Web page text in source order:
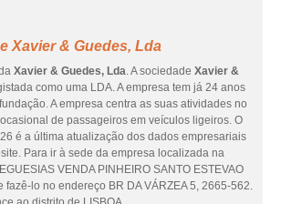
Xavier & Guedes, Lda
Xavier & Guedes, Lda. A sociedade Xavier &
como uma LDA. A empresa tem já 24 anos
A empresa centra as suas atividades no
de passageiros em veículos ligeiros. O
é a última atualização dos dados empresariais
Para ir à sede da empresa localizada na
VENDA PINHEIRO SANTO ESTEVAO
fazê-lo no endereço BR DA VÁRZEA 5, 2665-562.